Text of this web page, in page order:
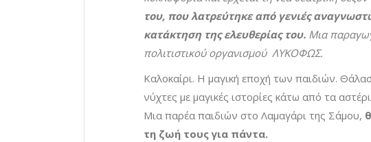
του, που λατρεύτηκε από γενιές
κατάκτηση της ελευθερίας του. Μια
πολιτιστικού οργανισμού ΛΥΚΟΦΩΣ.
Καλοκαίρι. Η μαγική εποχή των παιδιών.
νύχτες με μαγικές ιστορίες κάτω από τα
Μια παρέα παιδιών στο Λαμαγάρι της Σάμου,
τη ζωή τους για πάντα.